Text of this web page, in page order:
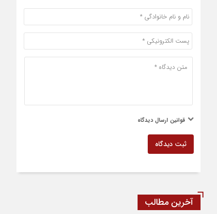
قوانین ارسال دیدگاه
ثبت دیدگاه
آخرین مطالب